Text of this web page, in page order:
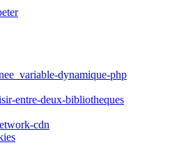
dynamique-php
entre-deux-bibliotheques
cdn